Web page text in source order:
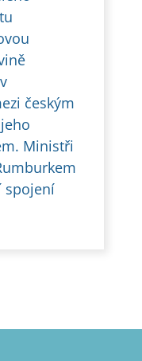
českým
Ministři
spojení